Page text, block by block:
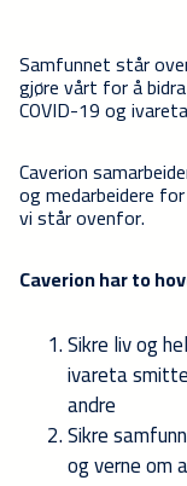
Samfunnet står
gjøre vårt for å
COVID-19 og
Caverion
og medarbeidere
vi står ovenfor.
Caverion har to
Sikre liv og
ivareta
andre
Sikre
og verne om